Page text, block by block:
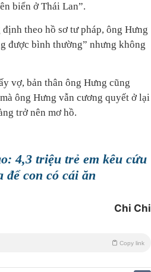
biển ở Thái Lan”.
theo hồ sơ tư pháp, ông Hưng
được bình thường” nhưng không
vợ, bản thân ông Hưng cũng
ông Hưng vẫn cương quyết ở lại
trở nên mơ hồ.
4,3 triệu trẻ em kêu cứu
để con có cái ăn
Chi Chi
Copy link